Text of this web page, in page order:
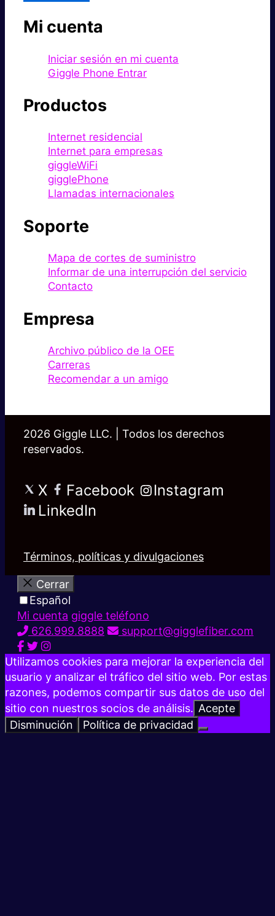
Mi cuenta
Iniciar sesión en mi cuenta
Giggle Phone Entrar
Productos
Internet residencial
Internet para empresas
giggleWiFi
gigglePhone
Llamadas internacionales
Soporte
Mapa de cortes de suministro
Informar de una interrupción del servicio
Contacto
Empresa
Archivo público de la OEE
Carreras
Recomendar a un amigo
2026 Giggle LLC. | Todos los derechos
reservados.
X Facebook
Instagram
LinkedIn
Términos, políticas y divulgaciones
Cerrar
Español
Mi cuenta giggle teléfono
626.999.8888
support@gigglefiber.com
Utilizamos cookies para mejorar la experiencia del
usuario y analizar el tráfico del sitio web. Por estas
razones, podemos compartir sus datos de uso del
sitio con nuestros socios de análisis. Acepte
Disminución
Política de privacidad